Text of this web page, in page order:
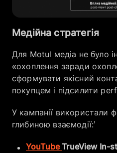
Медійна стратегія
Для Motul медіа не було
«охоплення заради
сформувати якісний
покупцем і підсилити
У кампанії використали
глибиною взаємодії:’
YouTubeTrueView In-